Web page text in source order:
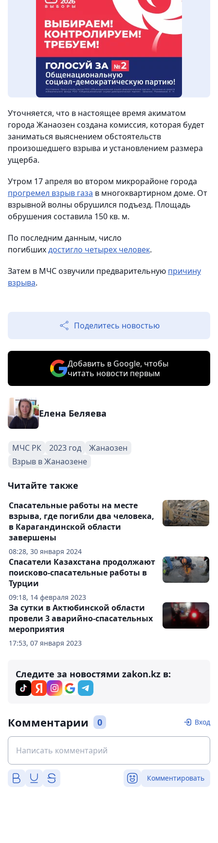
Уточняется, что в настоящее время акиматом
города Жанаозен создана комиссия, которая будет
заниматься выяснением обстоятельств
произошедшего взрыва и установлением размера
ущерба.
Утром 17 апреля во втором микрорайоне города
прогремел взрыв газа в многоквартирном доме. От
взрывной волны обрушился подъезд. Площадь
обрушения составила 150 кв. м.
По последним данным, число
погибшихдостигло четырех человек.
Затем в МЧС озвучили предварительную причину
взрыва.
Поделитесь новостью
Добавить в Google, чтобы
читать новости первым
Елена Беляева
МЧС РК 2023 год
Жанаозен
Взрыв в Жанаозене
Читайте также
08:28, 30 января 2024
Спасательные работы на месте
взрыва, где погибли два человека,
в Карагандинской области
завершены
09:18, 14 февраля 2023
Спасатели Казахстана продолжают
поисково-спасательные работы в
Турции
17:53, 07 января 2023
За сутки в Актюбинской области
провели 3 аварийно-спасательных
мероприятия
Следите за новостями zakon.kz в:
Комментарии 0 Вход
Комментировать